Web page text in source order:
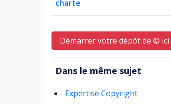
charte
Démarrer votre dépôt de © ici
Dans le même sujet
Expertise Copyright